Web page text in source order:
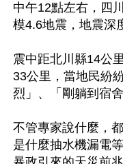
中午12點左右，四
模4.6地震，地震深
震中距北川縣14公
33公里，當地民紛
烈」、「剛躺到宿
不管專家說什麼，
是什麼抽水機漏電